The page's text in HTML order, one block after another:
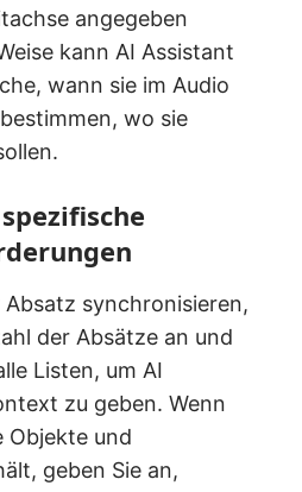
angegeben
kann AI Assistant
wann sie im Audio
wo sie
synchronisieren,
der Absätze an und
Listen, um AI
zu geben. Wenn
Objekte und
geben Sie an,